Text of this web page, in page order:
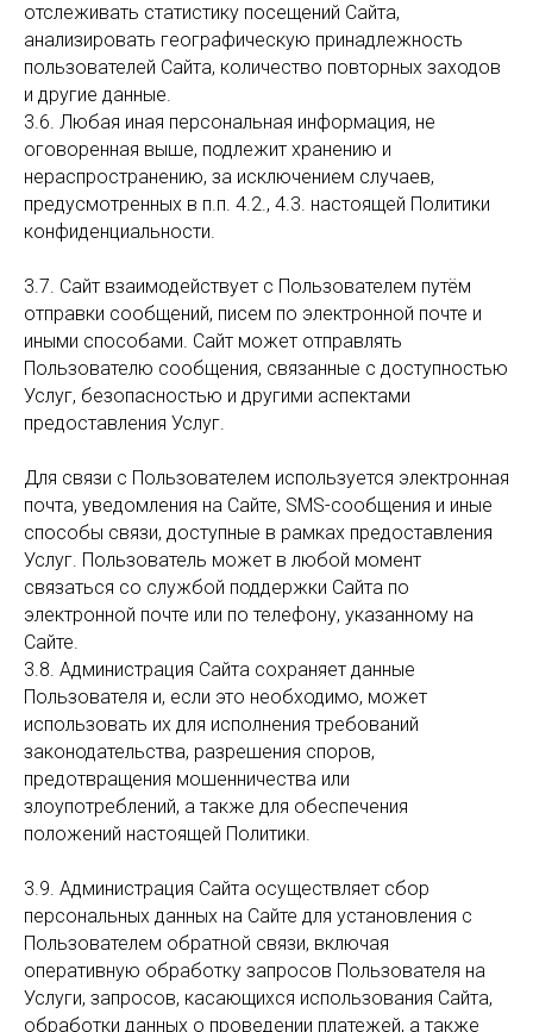
отслеживать статистику посещений Сайта,
анализировать географическую принадлежность
пользователей Сайта, количество повторных заходов
и другие данные.
3.6. Любая иная персональная информация, не
оговоренная выше, подлежит хранению и
нераспространению, за исключением случаев,
предусмотренных в п.п. 4.2., 4.3. настоящей Политики
конфиденциальности.
3.7. Сайт взаимодействует с Пользователем путём
отправки сообщений, писем по электронной почте и
иными способами. Сайт может отправлять
Пользователю сообщения, связанные с доступностью
Услуг, безопасностью и другими аспектами
предоставления Услуг.
Для связи с Пользователем используется электронная
почта, уведомления на Сайте, SMS-сообщения и иные
способы связи, доступные в рамках предоставления
Услуг. Пользователь может в любой момент
связаться со службой поддержки Сайта по
электронной почте или по телефону, указанному на
Сайте.
3.8. Администрация Сайта сохраняет данные
Пользователя и, если это необходимо, может
использовать их для исполнения требований
законодательства, разрешения споров,
предотвращения мошенничества или
злоупотреблений, а также для обеспечения
положений настоящей Политики.
3.9. Администрация Сайта осуществляет сбор
персональных данных на Сайте для установления с
Пользователем обратной связи, включая
оперативную обработку запросов Пользователя на
Услуги, запросов, касающихся использования Сайта,
обработки данных о проведении платежей, а также